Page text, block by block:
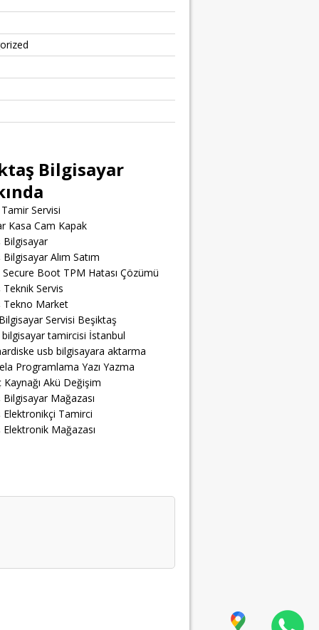
Bilgisayar
Servisi
Kasa Cam Kapak
Bilgisayar
Alım Satım
Boot TPM Hatası Çözümü
Servis
Tekno Market
Servisi Beşiktaş
bilgisayar tamircisi İstanbul
usb bilgisayara aktarma
Programlama Yazı Yazma
Kaynağı Akü Değişim
Mağazası
Elektronikçi Tamirci
Mağazası